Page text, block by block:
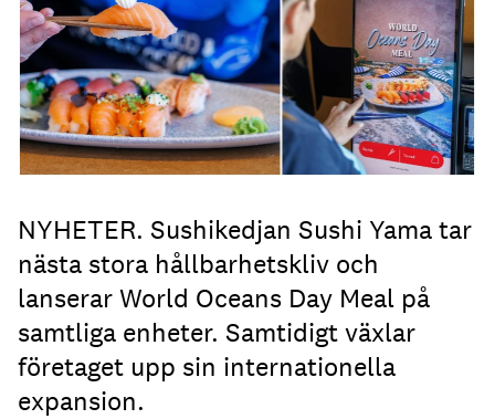
NYHETER. Sushikedjan Sushi Yama tar
nästa stora hållbarhetskliv och
lanserar World Oceans Day Meal på
samtliga enheter. Samtidigt växlar
företaget upp sin internationella
expansion.